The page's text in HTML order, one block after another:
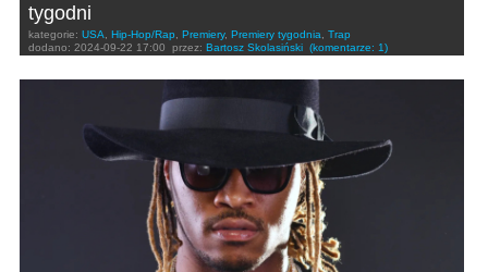
tygodni
kategorie: USA Hip-Hop/Rap Premiery, Premiery tygodnia
Trap
dodano: 2024-09-22 17:00 przez: Bartosz Skolasiński (komentarze: 1)